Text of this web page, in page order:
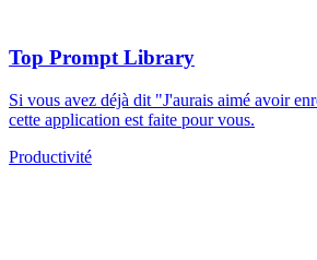
Top Prompt Library
Si vous avez déjà dit "J'aurais aimé avoir
cette application est faite pour vous.
Productivité